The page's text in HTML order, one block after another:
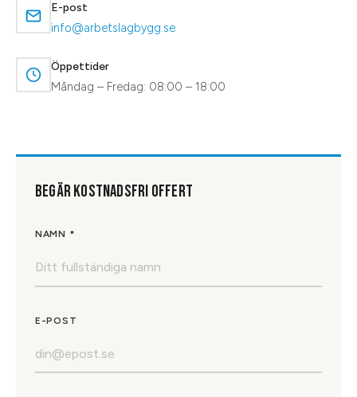
E-post
info@arbetslagbygg.se
Öppettider
Måndag – Fredag: 08:00 – 18:00
BEGÄR KOSTNADSFRI OFFERT
NAMN *
E-POST